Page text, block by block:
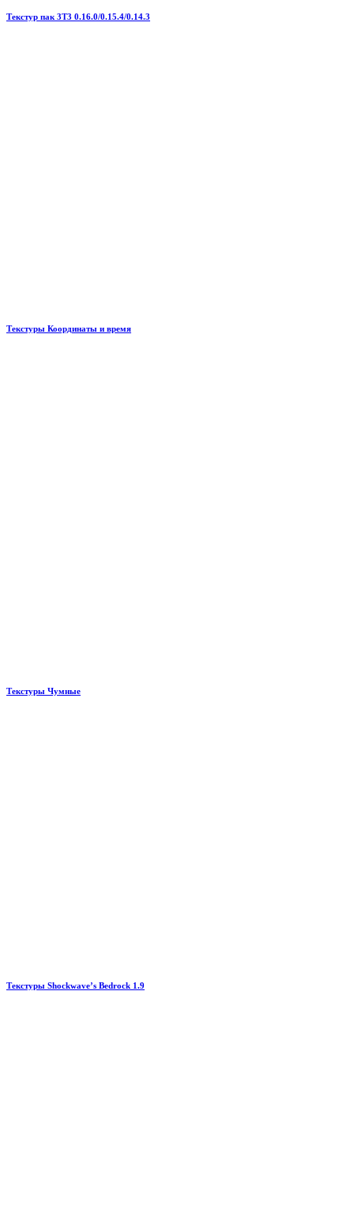
Текстур пак 3T3 0.16.0/0.15.4/0.14.3
Текстуры Координаты и время
Текстуры Чумные
Текстуры Shockwave’s Bedrock 1.9